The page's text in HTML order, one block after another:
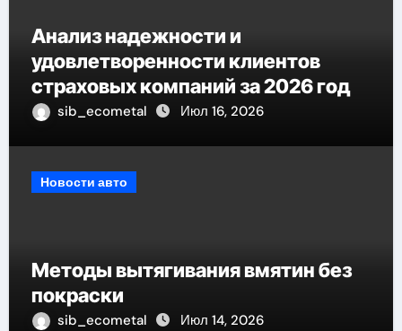
Анализ надежности и
удовлетворенности клиентов
страховых компаний за 2026 год
sib_ecometal Июл 16, 2026
Новости авто
Методы вытягивания вмятин без
покраски
sib_ecometal Июл 14, 2026